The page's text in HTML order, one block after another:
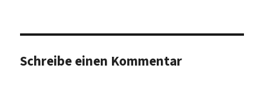
Schreibe einen Kommentar